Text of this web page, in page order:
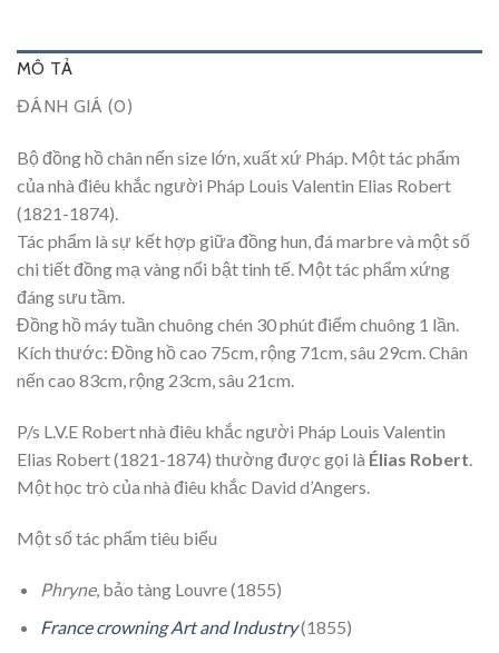
MÔ TẢ
ĐÁNH GIÁ (0)
Bộ đồng hồ chân nến size lớn, xuất xứ Pháp. Một tác phẩm
của nhà điêu khắc người Pháp Louis Valentin Elias Robert
(1821-1874).
Tác phẩm là sự kết hợp giữa đồng hun, đá marbre và một số
chi tiết đồng mạ vàng nổi bật tinh tế. Một tác phẩm xứng
đáng sưu tầm.
Đồng hồ máy tuần chuông chén 30 phút điểm chuông 1 lần.
Kích thước: Đồng hồ cao 75cm, rộng 71cm, sâu 29cm. Chân
nến cao 83cm, rộng 23cm, sâu 21cm.
P/s L.V.E Robert nhà điêu khắc người Pháp Louis Valentin
Elias Robert (1821-1874) thường được gọi là Élias Robert.
Một học trò của nhà điêu khắc David d’Angers.
Một số tác phẩm tiêu biểu
Phryne, bảo tàng Louvre (1855)
France crowning Art and Industry(1855)